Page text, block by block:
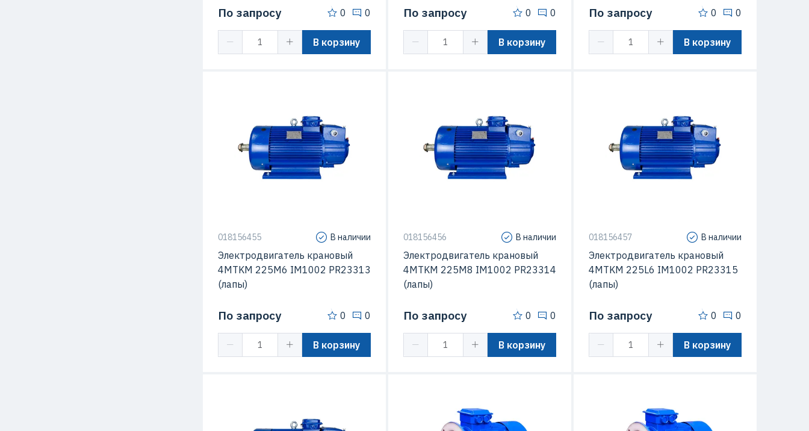
По запросу 0 0
В корзину
По запросу 0 0
В корзину
По запросу 0 0
В корзину
018156455 В наличии
Электродвигатель крановый
4MTKM 225M6 IM1002 PR23313
(лапы)
По запросу 0 0
В корзину
018156456 В наличии
Электродвигатель крановый
4MTKM 225M8 IM1002 PR23314
(лапы)
По запросу 0 0
В корзину
018156457 В наличии
Электродвигатель крановый
4MTKM 225L6 IM1002 PR23315
(лапы)
По запросу 0 0
В корзину